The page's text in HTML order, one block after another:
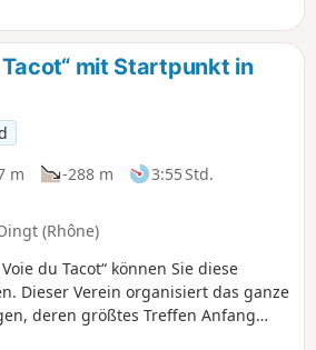
Tacot“ mit Startpunkt in
m -288 m
3:55 Std.
(Rhône)
du Tacot“ können Sie diese
Dieser Verein organisiert das ganze
deren größtes Treffen Anfang